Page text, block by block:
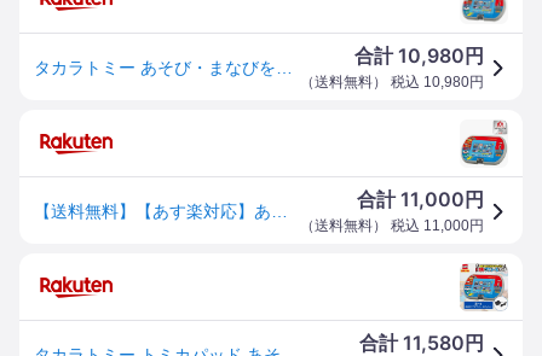
合計10,980 円
（送料無料） 税込 10,980円
合計11,000 円
（送料無料） 税込 11,000円
合計11,580 円